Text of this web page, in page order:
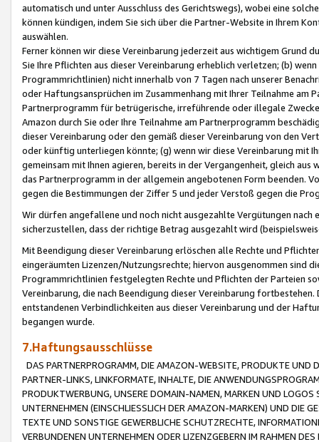
automatisch und unter Ausschluss des Gerichtswegs), wobei eine
können kündigen, indem Sie sich über die Partner-Website in Ihrem
auswählen.
Ferner können wir diese Vereinbarung jederzeit aus wichtigem Grund
Sie Ihre Pflichten aus dieser Vereinbarung erheblich verletzen; (b)
Programmrichtlinien) nicht innerhalb von 7 Tagen nach unserer
oder Haftungsansprüchen im Zusammenhang mit Ihrer Teilnahme am
Partnerprogramm für betrügerische, irreführende oder illegale
Amazon durch Sie oder Ihre Teilnahme am Partnerprogramm
dieser Vereinbarung oder den gemäß dieser Vereinbarung von den
oder künftig unterliegen könnte; (g) wenn wir diese Vereinbarung mit
gemeinsam mit Ihnen agieren, bereits in der Vergangenheit, gleich
das Partnerprogramm in der allgemein angebotenen Form beenden.
gegen die Bestimmungen der Ziffer 5 und jeder Verstoß gegen die
Wir dürfen angefallene und noch nicht ausgezahlte Vergütungen
sicherzustellen, dass der richtige Betrag ausgezahlt wird
Mit Beendigung dieser Vereinbarung erlöschen alle Rechte und
eingeräumten Lizenzen/Nutzungsrechte; hiervon ausgenommen sind
Programmrichtlinien festgelegten Rechte und Pflichten der Parteien
Vereinbarung, die nach Beendigung dieser Vereinbarung
entstandenen Verbindlichkeiten aus dieser Vereinbarung und der
begangen wurde.
7.Haftungsausschlüsse
DAS PARTNERPROGRAMM, DIE AMAZON-WEBSITE, PRODUKTE UND
PARTNER-LINKS, LINKFORMATE, INHALTE, DIE
PRODUKTWERBUNG, UNSERE DOMAIN-NAMEN, MARKEN UND
UNTERNEHMEN (EINSCHLIESSLICH DER AMAZON-MARKEN) UND DIE
TEXTE UND SONSTIGE GEWERBLICHE SCHUTZRECHTE,
VERBUNDENEN UNTERNEHMEN ODER LIZENZGEBERN IM RAHMEN